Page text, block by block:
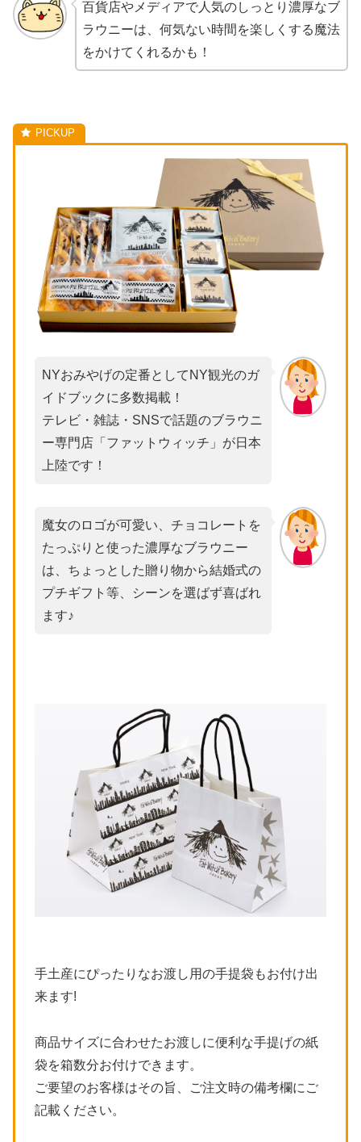
百貨店やメディアで人気のしっとり濃厚なブ
ラウニーは、何気ない時間を楽しくする魔法
をかけてくれるかも！
NYおみやげの定番としてNY観光のガ
イドブックに多数掲載！
テレビ・雑誌・SNSで話題のブラウニ
ー専門店「ファットウィッチ」が日本
上陸です！
魔女のロゴが可愛い、チョコレートを
たっぷりと使った濃厚なブラウニー
は、ちょっとした贈り物から結婚式の
プチギフト等、シーンを選ばず喜ばれ
ます♪
手土産にぴったりなお渡し用の手提袋もお付け出
来ます!
商品サイズに合わせたお渡しに便利な手提げの紙
袋を箱数分お付けできます。
ご要望のお客様はその旨、ご注文時の備考欄にご
記載ください。